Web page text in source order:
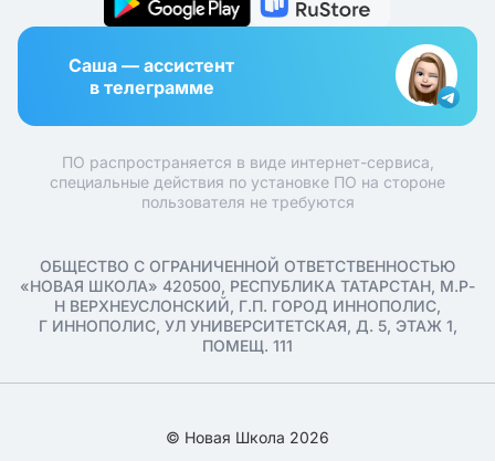
Саша — ассистент
в телеграмме
ПО распространяется в виде интернет-сервиса,
специальные действия по установке ПО на стороне
пользователя не требуются
ОБЩЕСТВО С ОГРАНИЧЕННОЙ ОТВЕТСТВЕННОСТЬЮ
«НОВАЯ ШКОЛА» 420500, РЕСПУБЛИКА ТАТАРСТАН, М.Р-
Н ВЕРХНЕУСЛОНСКИЙ, Г.П. ГОРОД ИННОПОЛИС,
Г ИННОПОЛИС, УЛ УНИВЕРСИТЕТСКАЯ, Д. 5, ЭТАЖ 1,
ПОМЕЩ. 111
© Новая Школа 2026